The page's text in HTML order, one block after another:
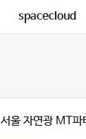
spacecloud
서울 자연광 MT파